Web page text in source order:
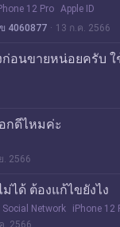
12 Pro Apple ID
4060877
13 ก.ค. 2566
ก่อนขายหน่อยครับ ใ
กดีไหมค่ะ
. 2566
ได้ ต้องแก้ไขยังไง
Social Network
iPhone 12
. 2566